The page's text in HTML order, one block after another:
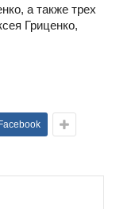
а также трех
Гриценко,